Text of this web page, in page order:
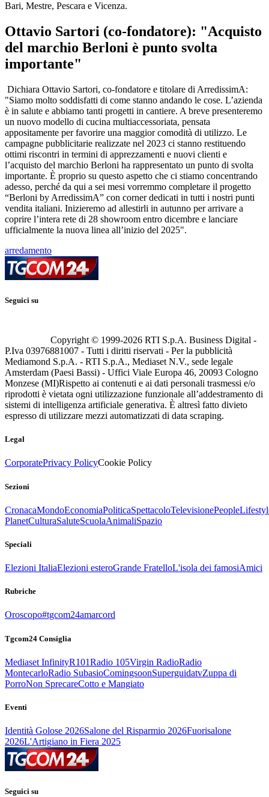
Bari, Mestre, Pescara e Vicenza.
Ottavio Sartori (co-fondatore): "Acquisto
del marchio Berloni è punto svolta
importante"
Dichiara Ottavio Sartori, co-fondatore e titolare di ArredissimA:
"Siamo molto soddisfatti di come stanno andando le cose. L’azienda
è in salute e abbiamo tanti progetti in cantiere. A breve presenteremo
un nuovo modello di cucina multiaccessoriata, pensata
appositamente per favorire una maggior comodità di utilizzo. Le
campagne pubblicitarie realizzate nel 2023 ci stanno restituendo
ottimi riscontri in termini di apprezzamenti e nuovi clienti e
l’acquisto del marchio Berloni ha rappresentato un punto di svolta
importante. È proprio su questo aspetto che ci stiamo concentrando
adesso, perché da qui a sei mesi vorremmo completare il progetto
“Berloni by ArredissimA” con corner dedicati in tutti i nostri punti
vendita italiani. Inizieremo ad allestirli in autunno per arrivare a
coprire l’intera rete di 28 showroom entro dicembre e lanciare
ufficialmente la nuova linea all’inizio del 2025".
arredamento
Seguici su
Copyright © 1999-2026 RTI S.p.A. Business Digital -
P.Iva 03976881007 - Tutti i diritti riservati - Per la pubblicità
Mediamond S.p.A. - RTI S.p.A., Mediaset N.V., sede legale
Amsterdam (Paesi Bassi) - Uffici Viale Europa 46, 20093 Cologno
Monzese (MI)Rispetto ai contenuti e ai dati personali trasmessi e/o
riprodotti è vietata ogni utilizzazione funzionale all’addestramento di
sistemi di intelligenza artificiale generativa. È altresì fatto divieto
espresso di utilizzare mezzi automatizzati di data scraping.
Legal
CorporatePrivacy PolicyCookie Policy
Sezioni
CronacaMondoEconomiaPoliticaSpettacoloTelevisionePeople
PlanetCulturaSaluteScuolaAnimaliSpazio
Speciali
Elezioni ItaliaElezioni esteroGrande FratelloL'isola dei famosiAmici
Rubriche
Oroscopo#tgcom24amarcord
Tgcom24 Consiglia
Mediaset InfinityR101Radio 105Virgin RadioRadio
MontecarloRadio SubasioComingsoonSuperguidatvZuppa di
PorroNon SprecareCotto e Mangiato
Eventi
Identità Golose 2026Salone del Risparmio 2026Fuorisalone
2026L'Artigiano in Fiera 2025
Seguici su